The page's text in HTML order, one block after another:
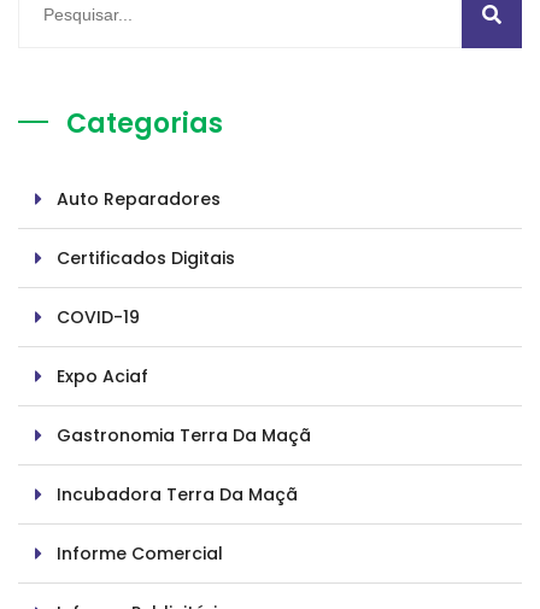
Categorias
Auto Reparadores
Certificados Digitais
COVID-19
Expo Aciaf
Gastronomia Terra Da Maçã
Incubadora Terra Da Maçã
Informe Comercial